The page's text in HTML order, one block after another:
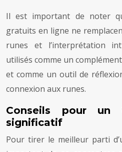
Il est important de noter
gratuits en ligne ne
runes et l’interprétation
utilisés comme un
et comme un outil de
connexion aux runes.
Conseils pour un
significatif
Pour tirer le meilleur parti